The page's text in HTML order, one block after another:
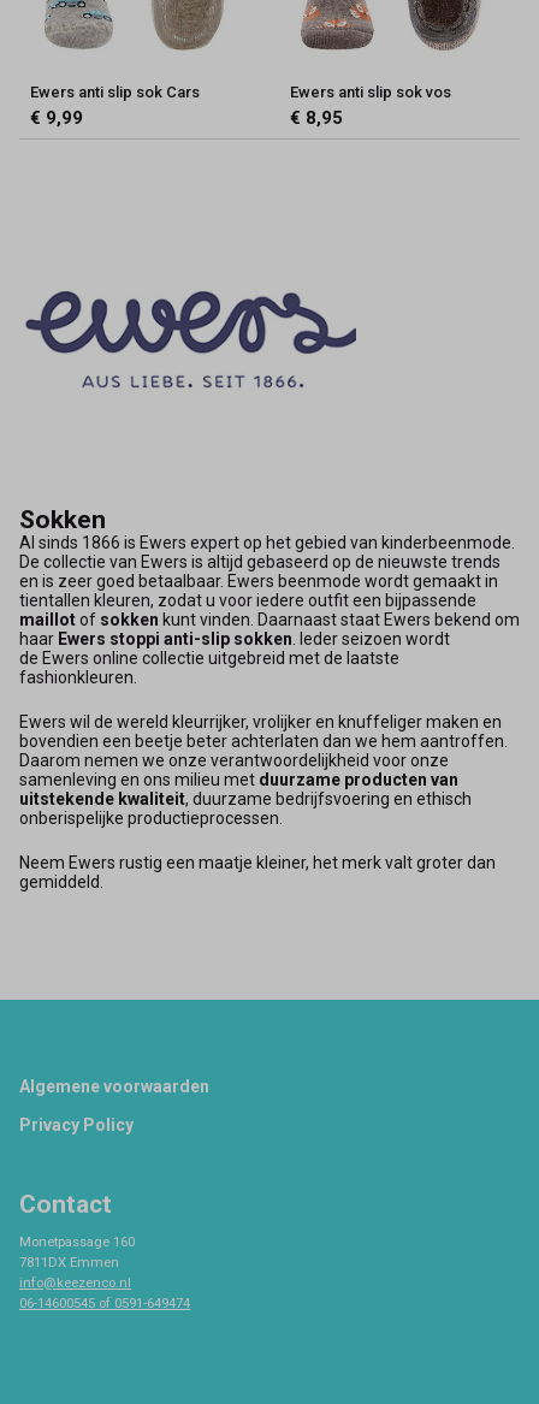
Ewers anti slip sok Cars
€ 9,99
Ewers anti slip sok vos
€ 8,95
Sokken
Al sinds 1866 is Ewers expert op het gebied van kinderbeenmode.
De collectie van Ewers is altijd gebaseerd op de nieuwste trends
en is zeer goed betaalbaar. Ewers beenmode wordt gemaakt in
tientallen kleuren, zodat u voor iedere outfit een bijpassende
maillotof sokken kunt vinden. Daarnaast staat Ewers bekend om
haar Ewers stoppi anti-slip sokken . Ieder seizoen wordt
de Ewers online collectie uitgebreid met de laatste
fashionkleuren.
Ewers wil de wereld kleurrijker, vrolijker en knuffeliger maken en
bovendien een beetje beter achterlaten dan we hem aantroffen.
Daarom nemen we onze verantwoordelijkheid voor onze
samenleving en ons milieu met duurzame producten van
uitstekende kwaliteit, duurzame bedrijfsvoering en ethisch
onberispelijke productieprocessen.
Neem Ewers rustig een maatje kleiner, het merk valt groter dan
gemiddeld.
Footer
Algemene voorwaarden
Privacy Policy
Contact
Monetpassage 160
7811DX Emmen
info@keezenco.nl
06-14600545 of 0591-649474